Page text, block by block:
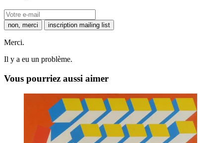
non, merci inscription mailing list
Merci.
Il y a eu un problème.
Vous pourriez aussi aimer